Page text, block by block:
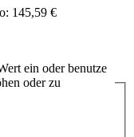
145,59 €
ein oder benutze
oder zu